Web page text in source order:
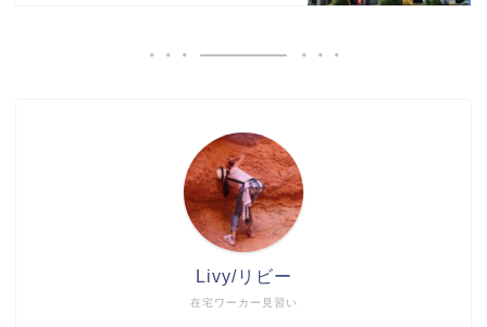
在宅ワーカー見習い
Livy/リビー